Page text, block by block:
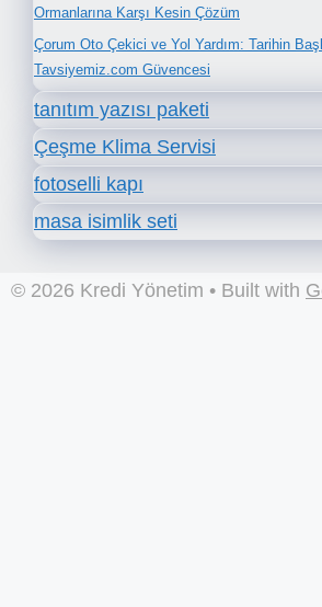
Ormanlarına Karşı Kesin Çözüm
Çorum Oto Çekici ve Yol Yardım: Tarihin
Tavsiyemiz.com Güvencesi
tanıtım yazısı paketi
Çeşme Klima Servisi
fotoselli kapı
masa isimlik seti
© 2026 Kredi Yönetim • Built with